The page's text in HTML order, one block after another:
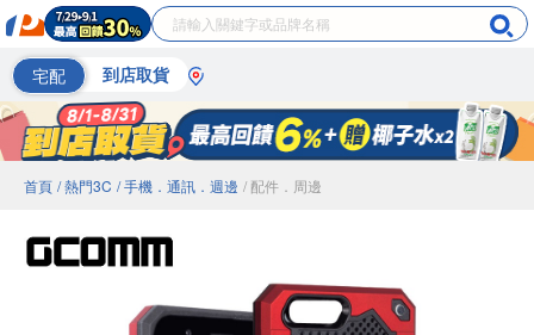
宅配 到店取貨
首頁 / 熱門3C / 手機．通訊．週邊 / 配件．周邊